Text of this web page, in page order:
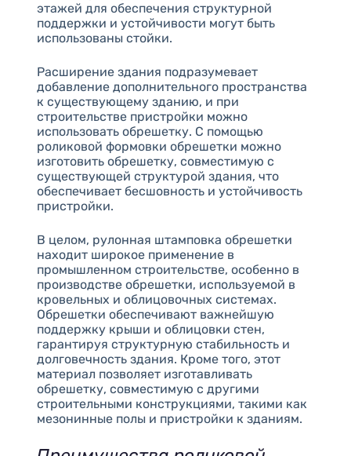
этажей для обеспечения структурной
поддержки и устойчивости могут быть
использованы стойки.
Расширение здания подразумевает
добавление дополнительного пространства
к существующему зданию, и при
строительстве пристройки можно
использовать обрешетку. С помощью
роликовой формовки обрешетки можно
изготовить обрешетку, совместимую с
существующей структурой здания, что
обеспечивает бесшовность и устойчивость
пристройки.
В целом, рулонная штамповка обрешетки
находит широкое применение в
промышленном строительстве, особенно в
производстве обрешетки, используемой в
кровельных и облицовочных системах.
Обрешетки обеспечивают важнейшую
поддержку крыши и облицовки стен,
гарантируя структурную стабильность и
долговечность здания. Кроме того, этот
материал позволяет изготавливать
обрешетку, совместимую с другими
строительными конструкциями, такими как
мезонинные полы и пристройки к зданиям.